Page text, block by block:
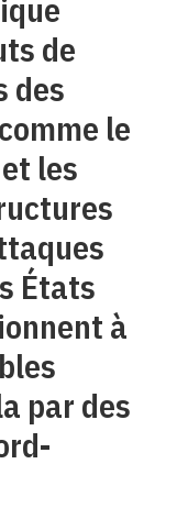
de
des
le
les
États
à
par des